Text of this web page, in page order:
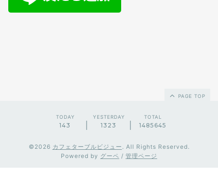
PAGE TOP
TODAY
143
YESTERDAY
1323
TOTAL
1485645
©2026 カフェターブルビジュー . All Rights Reserved.
Powered by グーペ / 管理ページ